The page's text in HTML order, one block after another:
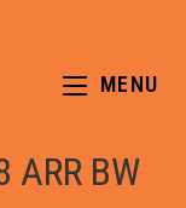
MENU
BW